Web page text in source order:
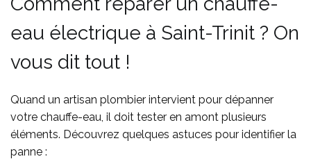
eau électrique à Saint-Trinit ? On
vous dit tout !
Quand un artisan plombier intervient pour dépanner
votre chauffe-eau, il doit tester en amont plusieurs
éléments. Découvrez quelques astuces pour identifier la
panne :